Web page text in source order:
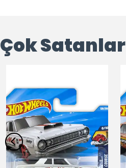
Çok Satanlar